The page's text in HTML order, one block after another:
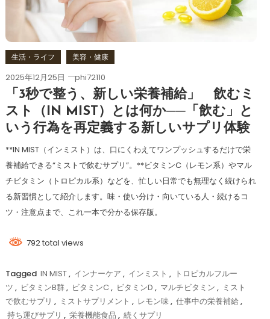
生活・ライフ 美容・健康
2025年12月25日 phi72110
「3秒で整う、新しい栄養補給」 飲むミ
スト（IN MIST）とは何か──「飲む」と
いう行為を再定義する新しいサプリ体験
**IN MIST（インミスト）は、口にくわえてワンプッシュするだけで栄
養補給できる“ミストで飲むサプリ”。**ビタミンC（レモン系）やマル
チビタミン（トロピカル系）などを、忙しい日常でも無理なく続けられ
る新習慣として紹介します。味・使い分け・向いている人・続けるコ
ツ・注意点まで、これ一本で分かる保存版。
792 total views
Tagged IN MIST, インナーケア , インミスト , トロピカルフルー
ツ , ビタミンB群, ビタミンC, ビタミンD , マルチビタミン , ミスト
で飲むサプリ , ミストサプリメント , レモン味, 仕事中の栄養補給,
持ち運びサプリ , 栄養機能食品 , 続くサプリ